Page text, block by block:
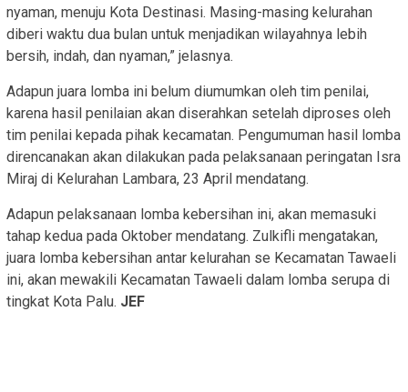
nyaman, menuju Kota Destinasi. Masing-masing kelurahan
diberi waktu dua bulan untuk menjadikan wilayahnya lebih
bersih, indah, dan nyaman,” jelasnya.
Adapun juara lomba ini belum diumumkan oleh tim penilai,
karena hasil penilaian akan diserahkan setelah diproses oleh
tim penilai kepada pihak kecamatan. Pengumuman hasil lomba
direncanakan akan dilakukan pada pelaksanaan peringatan Isra
Miraj di Kelurahan Lambara, 23 April mendatang.
Adapun pelaksanaan lomba kebersihan ini, akan memasuki
tahap kedua pada Oktober mendatang. Zulkifli mengatakan,
juara lomba kebersihan antar kelurahan se Kecamatan Tawaeli
ini, akan mewakili Kecamatan Tawaeli dalam lomba serupa di
tingkat Kota Palu. JEF